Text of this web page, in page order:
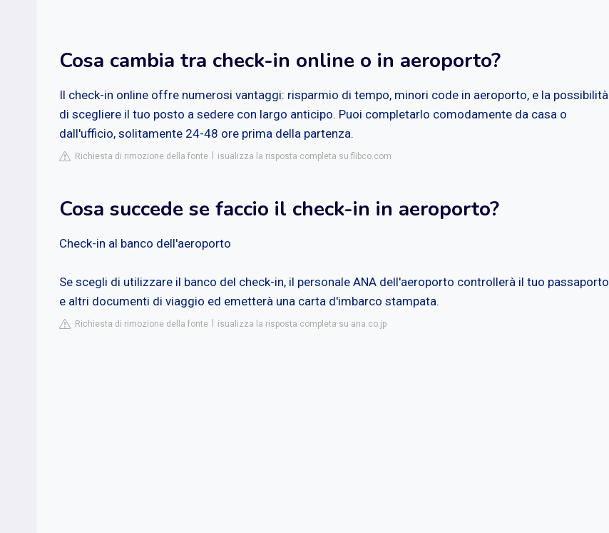
Cosa cambia tra check-in online o in aeroporto?
Il check-in online offre numerosi vantaggi: risparmio di tempo, minori code in aeroporto, e la possibilità
di scegliere il tuo posto a sedere con largo anticipo. Puoi completarlo comodamente da casa o
dall'ufficio, solitamente 24-48 ore prima della partenza.
Richiesta di rimozione della fonte isualizza la risposta completa su flibco.com
Cosa succede se faccio il check-in in aeroporto?
Check-in al banco dell'aeroporto
Se scegli di utilizzare il banco del check-in, il personale ANA dell'aeroporto controllerà il tuo passaporto
e altri documenti di viaggio ed emetterà una carta d'imbarco stampata.
Richiesta di rimozione della fonte isualizza la risposta completa su ana.co.jp